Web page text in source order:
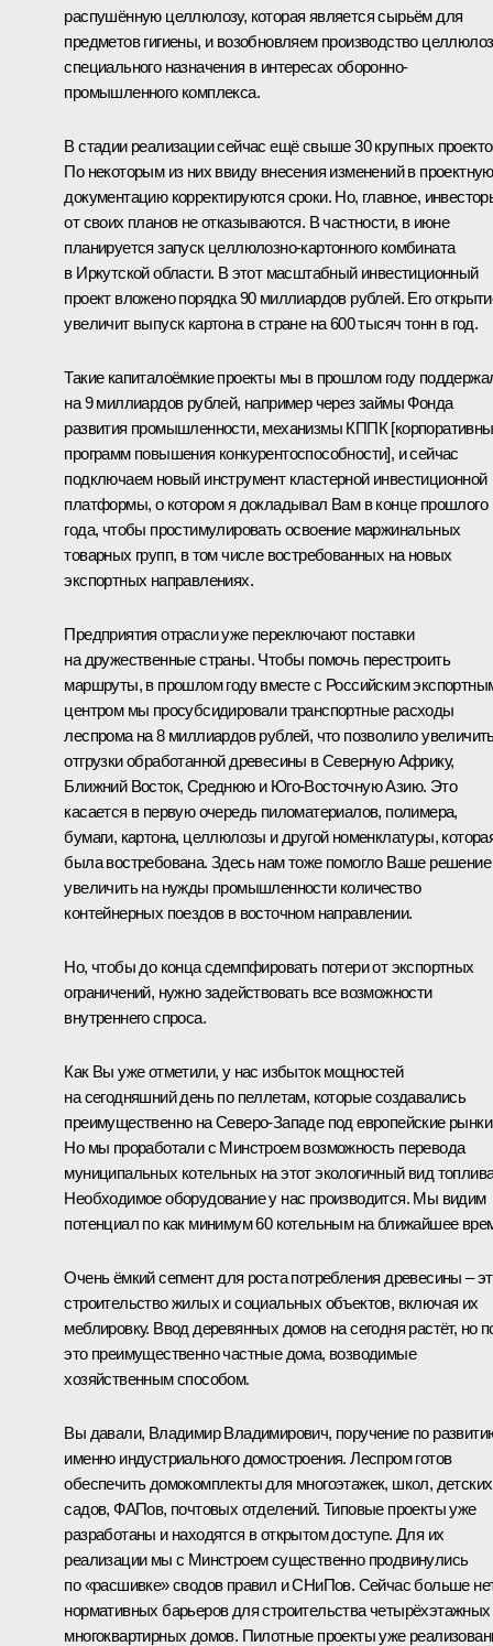
распушённую целлюлозу, которая является сырьём для
предметов гигиены, и возобновляем производство
специального назначения в интересах оборонно-
промышленного комплекса.
В стадии реализации сейчас ещё свыше 30 крупных
По некоторым из них ввиду внесения изменений в проектную
документацию корректируются сроки. Но, главное,
от своих планов не отказываются. В частности, в июне
планируется запуск целлюлозно-картонного комбината
в Иркутской области. В этот масштабный инвестиционный
проект вложено порядка 90 миллиардов рублей. Его
увеличит выпуск картона в стране на 600 тысяч тонн в год.
Такие капиталоёмкие проекты мы в прошлом году
на 9 миллиардов рублей, например через займы Фонда
развития промышленности, механизмы КППК
программ повышения конкурентоспособности], и сейчас
подключаем новый инструмент кластерной инвестиционной
платформы, о котором я докладывал Вам в конце прошлого
года, чтобы простимулировать освоение маржинальных
товарных групп, в том числе востребованных на новых
экспортных направлениях.
Предприятия отрасли уже переключают поставки
на дружественные страны. Чтобы помочь перестроить
маршруты, в прошлом году вместе с Российским
центром мы просубсидировали транспортные расходы
леспрома на 8 миллиардов рублей, что позволило
отгрузки обработанной древесины в Северную Африку,
Ближний Восток, Среднюю и Юго-Восточную Азию. Это
касается в первую очередь пиломатериалов, полимера,
бумаги, картона, целлюлозы и другой номенклатуры,
была востребована. Здесь нам тоже помогло Ваше решение
увеличить на нужды промышленности количество
контейнерных поездов в восточном направлении.
Но, чтобы до конца сдемпфировать потери от экспортных
ограничений, нужно задействовать все возможности
внутреннего спроса.
Как Вы уже отметили, у нас избыток мощностей
на сегодняшний день по пеллетам, которые создавались
преимущественно на Северо-Западе под европейские
Но мы проработали с Минстроем возможность перевода
муниципальных котельных на этот экологичный вид
Необходимое оборудование у нас производится. Мы видим
потенциал по как минимум 60 котельным на ближайшее
Очень ёмкий сегмент для роста потребления древесины –
строительство жилых и социальных объектов, включая их
меблировку. Ввод деревянных домов на сегодня растёт, но
это преимущественно частные дома, возводимые
хозяйственным способом.
Вы давали, Владимир Владимирович, поручение по
именно индустриального домостроения. Леспром готов
обеспечить домокомплекты для многоэтажек, школ, детских
садов, ФАПов, почтовых отделений. Типовые проекты уже
разработаны и находятся в открытом доступе. Для их
реализации мы с Минстроем существенно продвинулись
по «расшивке» сводов правил и СНиПов. Сейчас больше
нормативных барьеров для строительства четырёхэтажных
многоквартирных домов. Пилотные проекты уже